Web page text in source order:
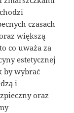
czasach
większą
co uważa za
estetycznej
by wybrać
i
oraz